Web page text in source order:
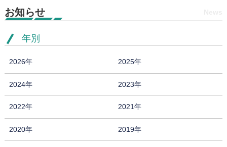
お知らせ
年別
2026年 2025年
2024年 2023年
2022年 2021年
2020年 2019年